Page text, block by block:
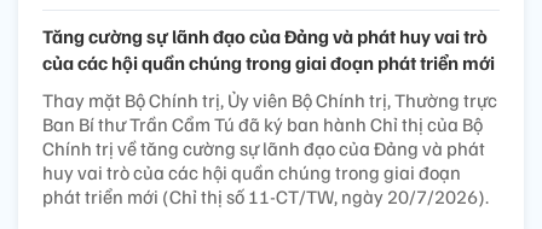
Tăng cường sự lãnh đạo của Đảng và phát huy vai trò
của các hội quần chúng trong giai đoạn phát triển mới
Thay mặt Bộ Chính trị, Ủy viên Bộ Chính trị, Thường trực
Ban Bí thư Trần Cẩm Tú đã ký ban hành Chỉ thị của Bộ
Chính trị về tăng cường sự lãnh đạo của Đảng và phát
huy vai trò của các hội quần chúng trong giai đoạn
phát triển mới (Chỉ thị số 11-CT/TW, ngày 20/7/2026).